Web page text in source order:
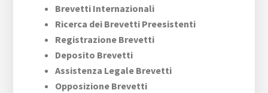
Brevetti Internazionali
Ricerca dei Brevetti Preesistenti
Registrazione Brevetti
Deposito Brevetti
Assistenza Legale Brevetti
Opposizione Brevetti